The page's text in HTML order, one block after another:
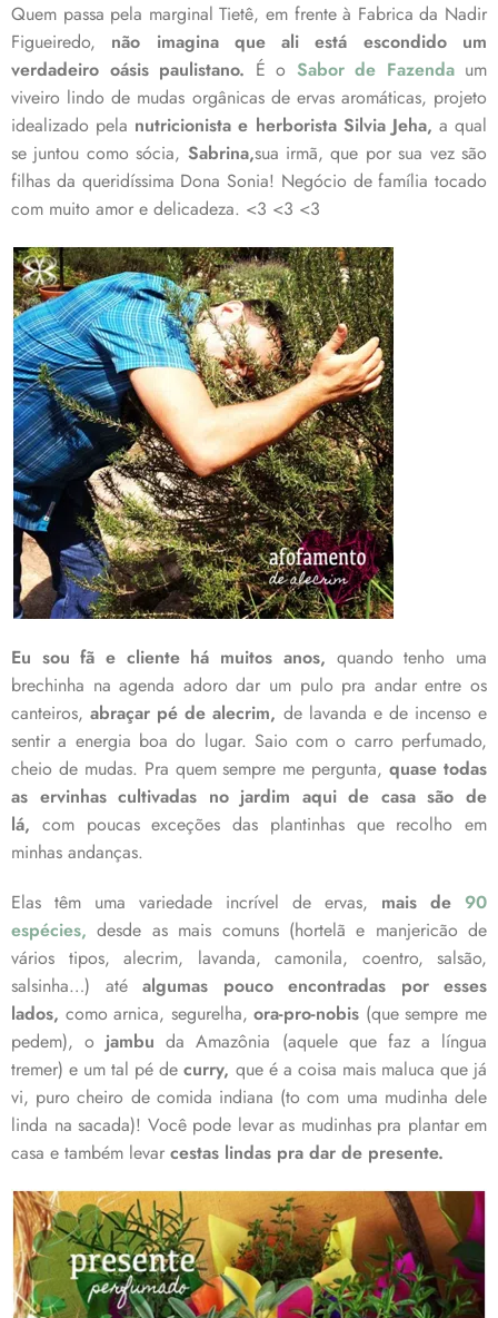
Quem passa pela marginal Tietê, em frente à Fabrica da Nadir
Figueiredo, não imagina que ali está escondido um
verdadeiro oásis paulistano. É o Sabor de Fazendaum
viveiro lindo de mudas orgânicas de ervas aromáticas, projeto
idealizado pela nutricionista e herborista Silvia Jeha, a qual
se juntou como sócia, Sabrina,sua irmã, que por sua vez são
filhas da queridíssima Dona Sonia! Negócio de família tocado
com muito amor e delicadeza. <3 <3 <3
Eu sou fã e cliente há muitos anos, quando tenho uma
brechinha na agenda adoro dar um pulo pra andar entre os
canteiros,abraçar pé de alecrim, de lavanda e de incenso e
sentir a energia boa do lugar. Saio com o carro perfumado,
cheio de mudas. Pra quem sempre me pergunta,quase todas
as ervinhas cultivadas no jardim aqui de casa são de
lá, com poucas exceções das plantinhas que recolho em
minhas andanças.
Elas têm uma variedade incrível de ervas, mais de 90
espécies, desde as mais comuns (hortelã e manjericão de
vários tipos, alecrim, lavanda, camonila, coentro, salsão,
salsinha…) até algumas pouco encontradas por esses
lados, como arnica, segurelha,ora-pro-nobis (que sempre me
pedem), o jambu da Amazônia (aquele que faz a língua
tremer) e um tal pé decurry, que é a coisa mais maluca que já
vi, puro cheiro de comida indiana (to com uma mudinha dele
linda na sacada)! Você pode levar as mudinhas pra plantar em
casa e também levar cestas lindas pra dar de presente.